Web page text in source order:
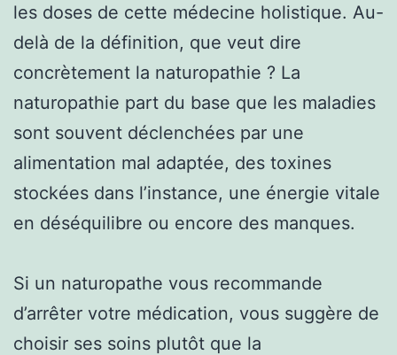
les doses de cette médecine holistique. Au-
delà de la définition, que veut dire
concrètement la naturopathie ? La
naturopathie part du base que les maladies
sont souvent déclenchées par une
alimentation mal adaptée, des toxines
stockées dans l’instance, une énergie vitale
en déséquilibre ou encore des manques.
Si un naturopathe vous recommande
d’arrêter votre médication, vous suggère de
choisir ses soins plutôt que la